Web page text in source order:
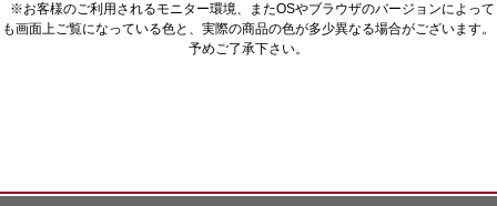
※お客様のご利用されるモニター環境、またOSやブラウザのバージョンによって
も画面上ご覧になっている色と、実際の商品の色が多少異なる場合がございます。
予めご了承下さい。